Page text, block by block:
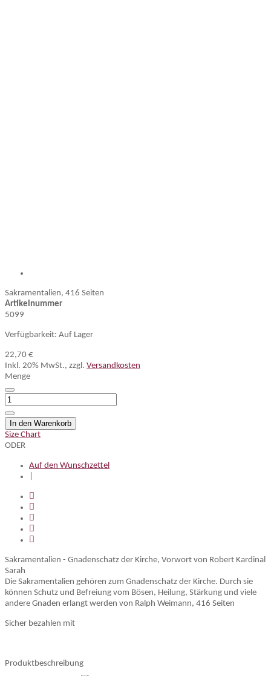
Sakramentalien, 416 Seiten
Artikelnummer
5099
Verfügbarkeit: Auf Lager
22,70 €
Inkl. 20% MwSt., zzgl. Versandkosten
Menge
In den Warenkorb
Size Chart
ODER
Auf den Wunschzettel
Sakramentalien - Gnadenschatz der Kirche, Vorwort von Robert Kardinal
Sarah
Die Sakramentalien gehören zum Gnadenschatz der Kirche. Durch sie
können Schutz und Befreiung vom Bösen, Heilung, Stärkung und viele
andere Gnaden erlangt werden von Ralph Weimann, 416 Seiten
Sicher bezahlen mit
Produktbeschreibung